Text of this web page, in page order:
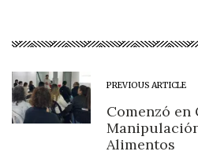
PREVIOUS ARTICLE
Comenzó
Alimentos